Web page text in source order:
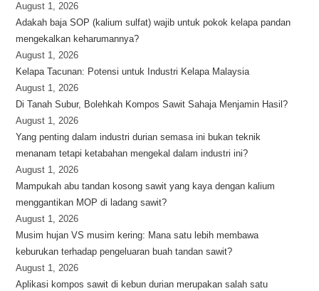
August 1, 2026
Adakah baja SOP (kalium sulfat) wajib untuk pokok kelapa pandan
mengekalkan keharumannya?
August 1, 2026
Kelapa Tacunan: Potensi untuk Industri Kelapa Malaysia
August 1, 2026
Di Tanah Subur, Bolehkah Kompos Sawit Sahaja Menjamin Hasil?
August 1, 2026
Yang penting dalam industri durian semasa ini bukan teknik
menanam tetapi ketabahan mengekal dalam industri ini?
August 1, 2026
Mampukah abu tandan kosong sawit yang kaya dengan kalium
menggantikan MOP di ladang sawit?
August 1, 2026
Musim hujan VS musim kering: Mana satu lebih membawa
keburukan terhadap pengeluaran buah tandan sawit?
August 1, 2026
Aplikasi kompos sawit di kebun durian merupakan salah satu